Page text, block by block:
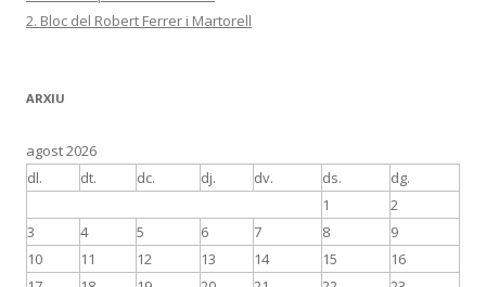
2. Bloc del Robert Ferrer i Martorell
ARXIU
agost 2026
dl.
dt. dc. dj. dv. ds. dg.
1
2
3
4 5 6 7 8
9
10
11 12 13 14 15
16